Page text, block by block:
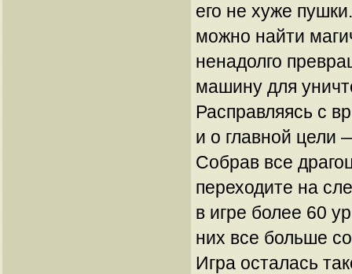
его не хуже
можно найти
ненадолго
машину для
Расправляясь с
и о главной цели
Собрав все
переходите на
в игре более 60
них все больше
Игра осталась